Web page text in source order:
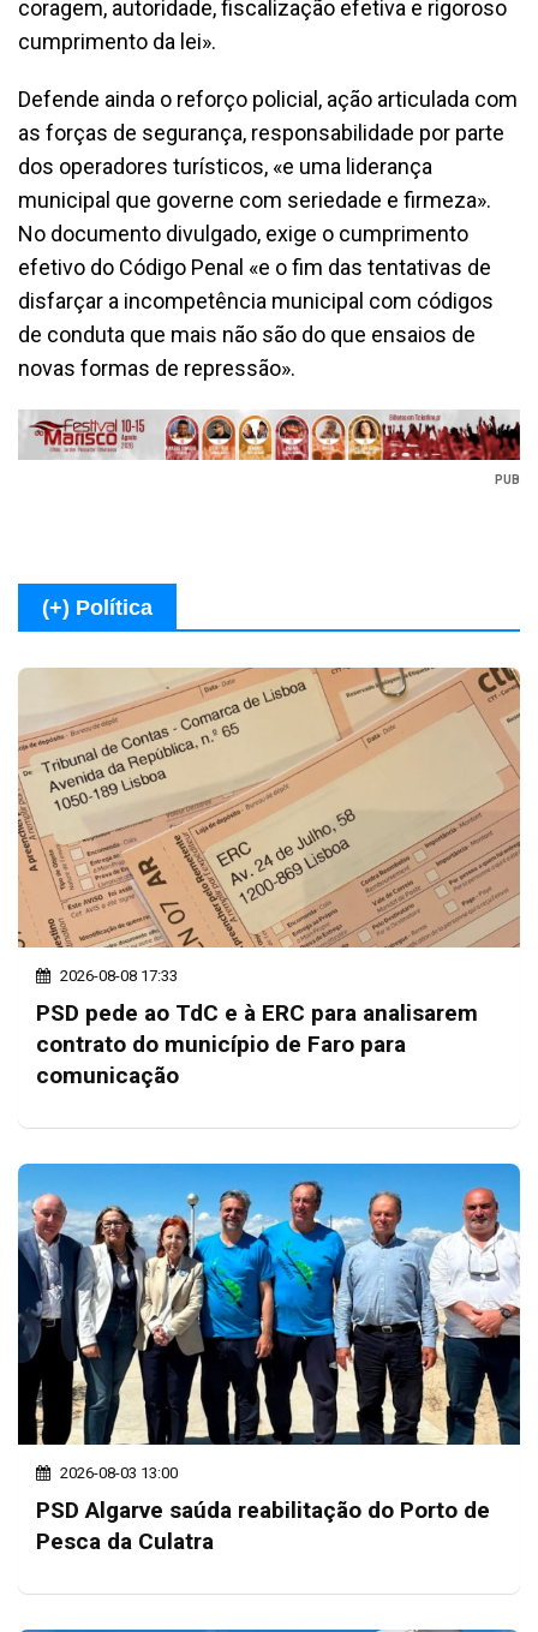
coragem, autoridade, fiscalização efetiva e rigoroso
cumprimento da lei».
Defende ainda o reforço policial, ação articulada com
as forças de segurança, responsabilidade por parte
dos operadores turísticos, «e uma liderança
municipal que governe com seriedade e firmeza».
No documento divulgado, exige o cumprimento
efetivo do Código Penal «e o fim das tentativas de
disfarçar a incompetência municipal com códigos
de conduta que mais não são do que ensaios de
novas formas de repressão».
PUB
(+) Política
2026-08-08 17:33
PSD pede ao TdC e à ERC para analisarem
contrato do município de Faro para
comunicação
2026-08-03 13:00
PSD Algarve saúda reabilitação do Porto de
Pesca da Culatra